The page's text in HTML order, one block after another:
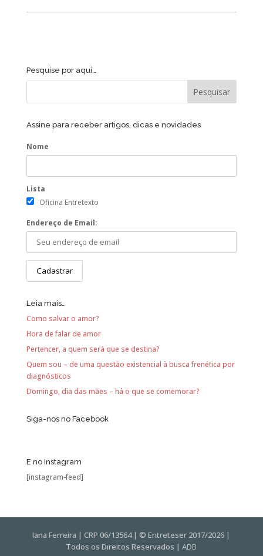
Pesquise por aqui…
Assine para receber artigos, dicas e novidades
Nome
Lista
Oficina Entretexto
Endereço de Email:
Leia mais…
Como salvar o amor?
Hora de falar de amor
Pertencer, a quem será que se destina?
Quem sou – de uma questão existencial à busca frenética por
diagnósticos
Domingo, dia das mães – há o que se comemorar?
Siga-nos no Facebook
E no Instagram
[instagram-feed]
Iana Ferreira | CRP 06/13564 | © Entreteser 2017/2026 |
Todos os Direitos Reservados |ADB